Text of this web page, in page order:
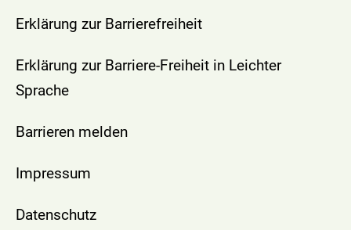
Erklärung zur Barrierefreiheit
Erklärung zur Barriere-Freiheit in Leichter
Sprache
Barrieren melden
Impressum
Datenschutz